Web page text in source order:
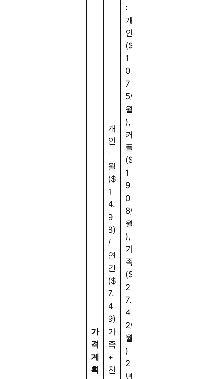
가
격
계
획
개
인
:
월
($
1
4.
9
8)
/
연
간
($
7.
4
9)
가
족
+
친
:
개
인
($
1
0.
7
5/
월
),
커
플
($
1
9.
0
8/
월
),
가
족
($
2
7.
4
2/
월
)
2
년